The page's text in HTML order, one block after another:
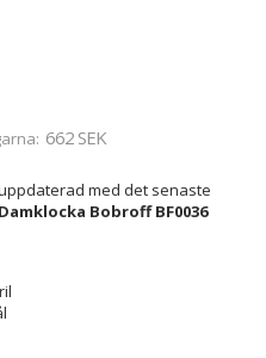
662 SEK
med det senaste
Damklocka Bobroff BF0036